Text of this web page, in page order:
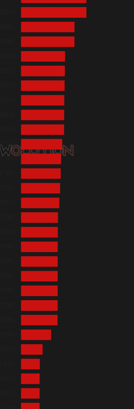
Extreme4 (i7 8700K)
Gaming 7 (i9 9900K)
Gaming 9 (i9 9900K)
X370-Gaming K7 (1800X)
Strix B450-F Gaming (2700)
X470 Gaming-ITX/ac (2700)
X470 Gaming K4 (2700)
X470 Master SLI (2700)
ITX/ac (i7 8700K)
AB350 Gaming K4 (1800X)
Performance (i7 8700k)
X370 Gaming-ITX/ac (1800X)
AB350 Gaming K4 (1600)